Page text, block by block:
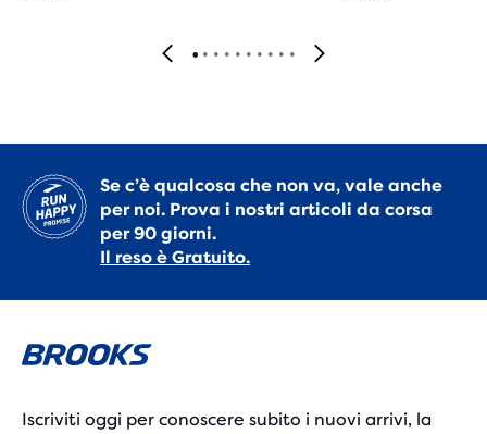
Se c’è qualcosa che non va, vale anche
per noi. Prova i nostri articoli da corsa
per 90 giorni.
Il reso è Gratuito.
Iscriviti oggi per conoscere subito i nuovi arrivi, la